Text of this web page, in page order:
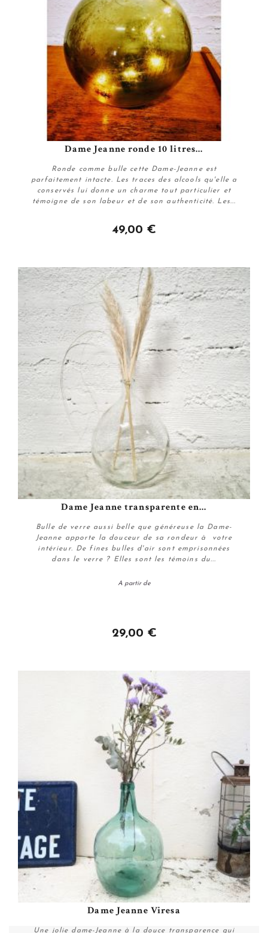
Dame Jeanne ronde 10 litres...
Ronde comme bulle cette Dame-Jeanne est
parfaitement intacte. Les traces des alcools qu'elle a
conservés lui donne un charme tout particulier et
témoigne de son labeur et de son authenticité. Les...
49,00 €
Dame Jeanne transparente en...
Bulle de verre aussi belle que généreuse la Dame-
Jeanne apporte la douceur de sa rondeur à votre
intérieur. De fines bulles d'air sont emprisonnées
dans le verre ? Elles sont les témoins du...
A partir de
29,00 €
Dame Jeanne Viresa
Une jolie dame-Jeanne à la douce transparence qui